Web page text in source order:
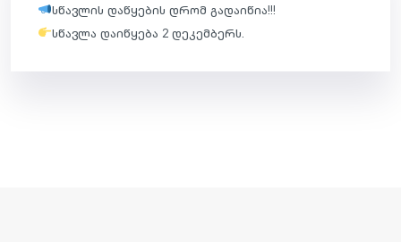
სწავლის დაწყების დრომ გადაიწია!!!
სწავლა დაიწყება 2 დეკემბერს.